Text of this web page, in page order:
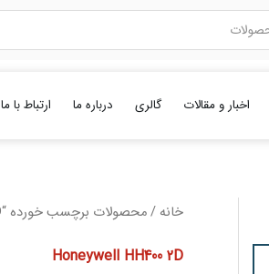
اخبار و مقالات گالری درباره ما ارتباط با ما
خانه / محصولات برچسب خورده “Honeywell HH400 2D”
Honeywell HH400 2D